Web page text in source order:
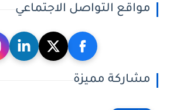
مواقع التواصل الاجتماعي
مشاركة مميزة